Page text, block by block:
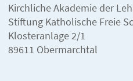
Kirchliche Akademie der
Stiftung Katholische Freie
Klosteranlage 2/1
89611 Obermarchtal